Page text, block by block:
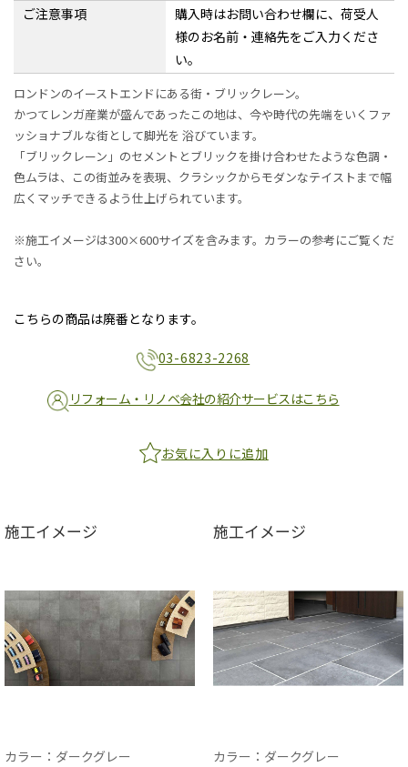
ご注意事項
購入時はお問い合わせ欄に、荷受人
様のお名前・連絡先をご入力くださ
い。
ロンドンのイーストエンドにある街・ブリックレーン。
かつてレンガ産業が盛んであったこの地は、今や時代の先端をいくファ
ッショナブルな街として脚光を 浴びています。
「ブリックレーン」のセメントとブリックを掛け合わせたような色調・
色ムラは、この街並みを表現、クラシックからモダンなテイストまで幅
広くマッチできるよう仕上げられています。
※施工イメージは300×600サイズを含みます。カラーの参考にご覧くだ
さい。
こちらの商品は廃番となります。
03-6823-2268
リフォーム・リノベ会社の紹介サービスはこちら
お気に入りに追加
施工イメージ
カラー：ダークグレー
施工イメージ
カラー：ダークグレー